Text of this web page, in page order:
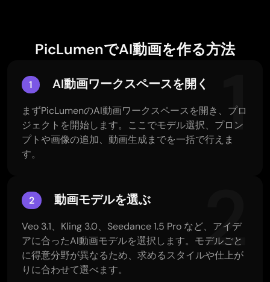
PicLumenでAI動画を作る方法
1 AI動画ワークスペースを開く 1
まずPicLumenのAI動画ワークスペースを開き、プロ
ジェクトを開始します。ここでモデル選択、プロン
プトや画像の追加、動画生成までを一括で行えま
す。
2 動画モデルを選ぶ 2
Veo 3.1、Kling 3.0、Seedance 1.5 Pro など、アイデ
アに合ったAI動画モデルを選択します。モデルごと
に得意分野が異なるため、求めるスタイルや仕上が
りに合わせて選べます。